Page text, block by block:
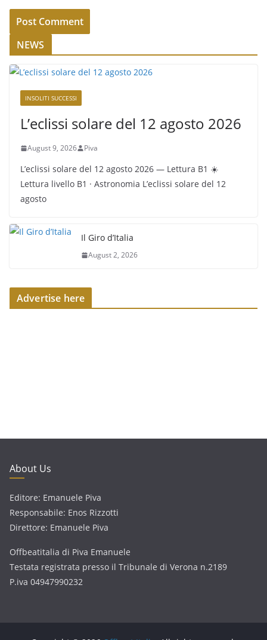
NEWS
INSOLITI SUCCESSI
L’eclissi solare del 12 agosto 2026
August 9, 2026 Piva
L’eclissi solare del 12 agosto 2026 — Lettura B1 ☀️
Lettura livello B1 · Astronomia L’eclissi solare del 12
agosto
Il Giro d’Italia
August 2, 2026
Advertise here
About Us
Editore: Emanuele Piva
Responsabile: Enos Rizzotti
Direttore: Emanuele Piva
Offbeatitalia di Piva Emanuele
Testata registrata presso il Tribunale di Verona n.2189
P.iva 04947990232